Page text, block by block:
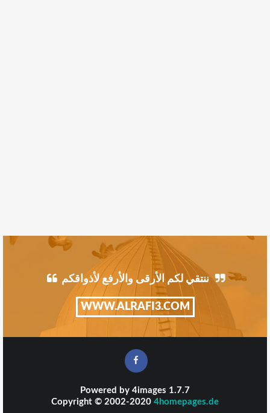
ننتقي لكم الأرقى والأرفع لأذواقكم
WWW.ALRAFI3.COM
Powered by 4images 1.7.7
Copyright © 2002-2020 4homepages.de